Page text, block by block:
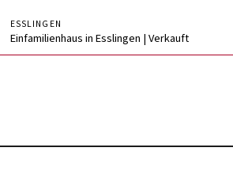
ESSLINGEN
Einfamilienhaus in Esslingen | Verkauft